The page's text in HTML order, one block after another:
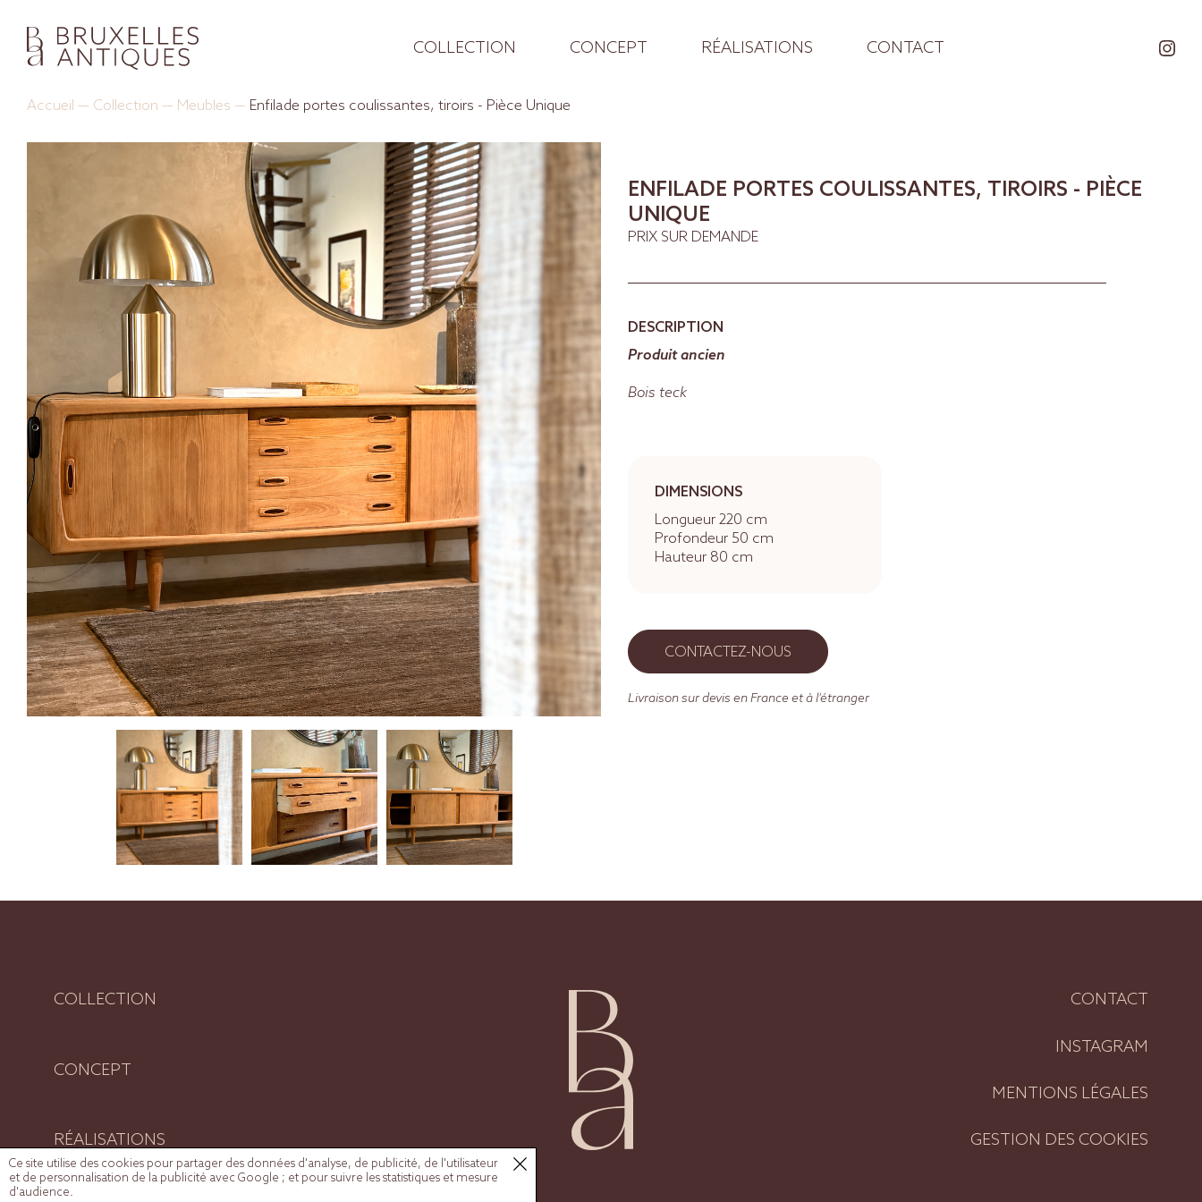
COLLECTION CONCEPT RÉALISATIONS CONTACT
Accueil — Collection — Meubles — Enfilade portes coulissantes, tiroirs - Pièce Unique
ENFILADE PORTES COULISSANTES, TIROIRS - PIÈCE
UNIQUE
PRIX SUR DEMANDE
DESCRIPTION
Produit ancien
Bois teck
DIMENSIONS
Longueur 220 cm
Profondeur 50 cm
Hauteur 80 cm
CONTACTEZ-NOUS
Livraison sur devis en France et à l'étranger
COLLECTION
CONCEPT
RÉALISATIONS
CONTACT
INSTAGRAM
MENTIONS LÉGALES
GESTION DES COOKIES
Ce site utilise des cookies pour partager des données d'analyse, de publicité, de l'utilisateur
et de personnalisation de la publicité avec Google ; et pour suivre les statistiques et mesure
d'audience.